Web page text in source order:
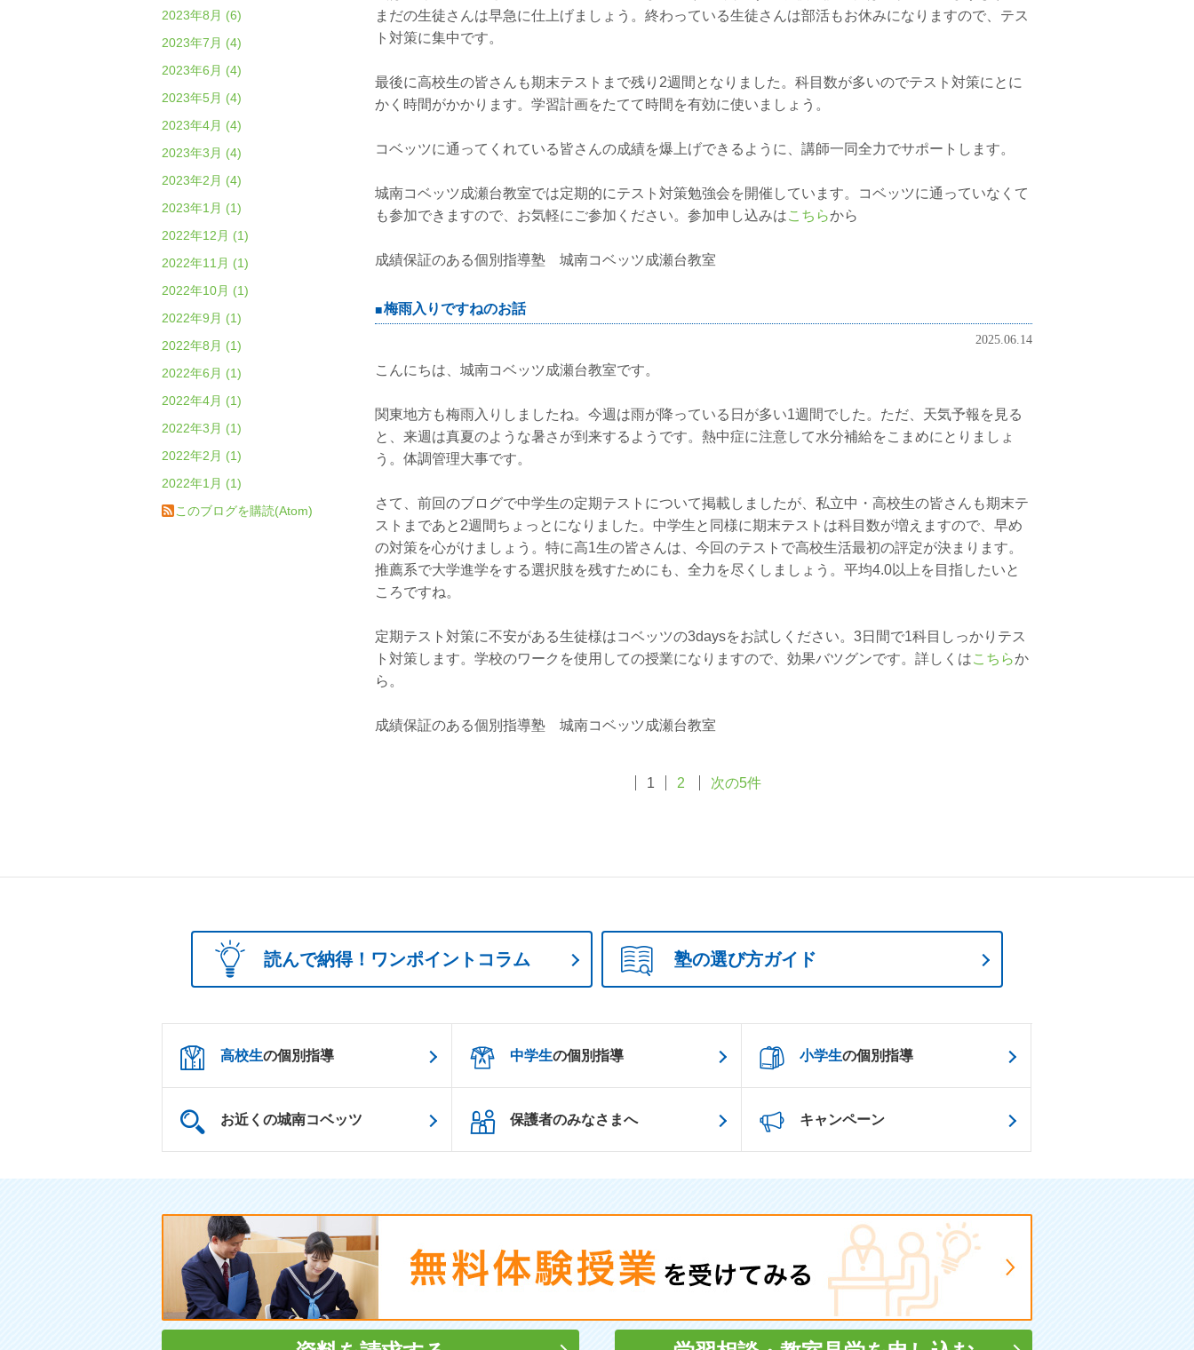
まだの生徒さんは早急に仕上げましょう。終わっている生徒さんは部活もお休みになりますので、テス
ト対策に集中です。
最後に高校生の皆さんも期末テストまで残り2週間となりました。科目数が多いのでテスト対策にとに
かく時間がかかります。学習計画をたてて時間を有効に使いましょう。
コベッツに通ってくれている皆さんの成績を爆上げできるように、講師一同全力でサポートします。
城南コベッツ成瀬台教室では定期的にテスト対策勉強会を開催しています。コベッツに通っていなくて
も参加できますので、お気軽にご参加ください。参加申し込みはこちらから
成績保証のある個別指導塾 城南コベッツ成瀬台教室
梅雨入りですねのお話
2025.06.14
こんにちは、城南コベッツ成瀬台教室です。
関東地方も梅雨入りしましたね。今週は雨が降っている日が多い1週間でした。ただ、天気予報を見る
と、来週は真夏のような暑さが到来するようです。熱中症に注意して水分補給をこまめにとりましょ
う。体調管理大事です。
さて、前回のブログで中学生の定期テストについて掲載しましたが、私立中・高校生の皆さんも期末テ
ストまであと2週間ちょっとになりました。中学生と同様に期末テストは科目数が増えますので、早め
の対策を心がけましょう。特に高1生の皆さんは、今回のテストで高校生活最初の評定が決まります。
推薦系で大学進学をする選択肢を残すためにも、全力を尽くしましょう。平均4.0以上を目指したいと
ころですね。
定期テスト対策に不安がある生徒様はコベッツの3daysをお試しください。3日間で1科目しっかりテス
ト対策します。学校のワークを使用しての授業になりますので、効果バツグンです。詳しくはこちらか
ら。
成績保証のある個別指導塾 城南コベッツ成瀬台教室
1 2 次の5件
2023年8月 (6)
2023年7月 (4)
2023年6月 (4)
2023年5月 (4)
2023年4月 (4)
2023年3月 (4)
2023年2月 (4)
2023年1月 (1)
2022年12月 (1)
2022年11月 (1)
2022年10月 (1)
2022年9月 (1)
2022年8月 (1)
2022年6月 (1)
2022年4月 (1)
2022年3月 (1)
2022年2月 (1)
2022年1月 (1)
このブログを購読(Atom)
読んで納得！ワンポイントコラム 塾の選び方ガイド
高校生の個別指導 中学生の個別指導 小学生の個別指導
お近くの城南コベッツ 保護者のみなさまへ キャンペーン